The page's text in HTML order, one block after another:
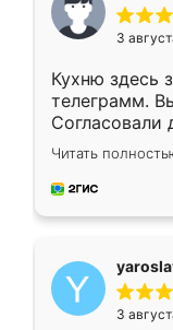
3
Кухню здесь
телеграмм.
Согласовали
недели кухня
довольны
мебель за
Читать
3